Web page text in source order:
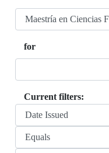
for
Current filters: